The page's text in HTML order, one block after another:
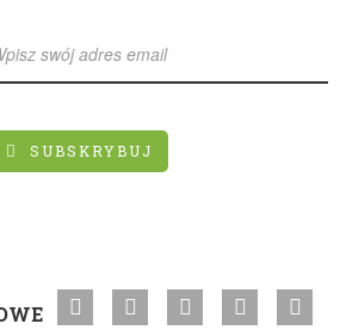
SUBSKRYBUJ